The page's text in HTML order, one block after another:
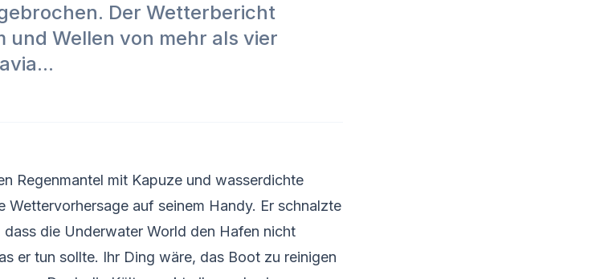
Der Wetterbericht
und Wellen von mehr als vier
Regenmantel mit Kapuze und wasserdichte
Wettervorhersage auf seinem Handy. Er schnalzte
die Underwater World den Hafen nicht
er tun sollte. Ihr Ding wäre, das Boot zu reinigen